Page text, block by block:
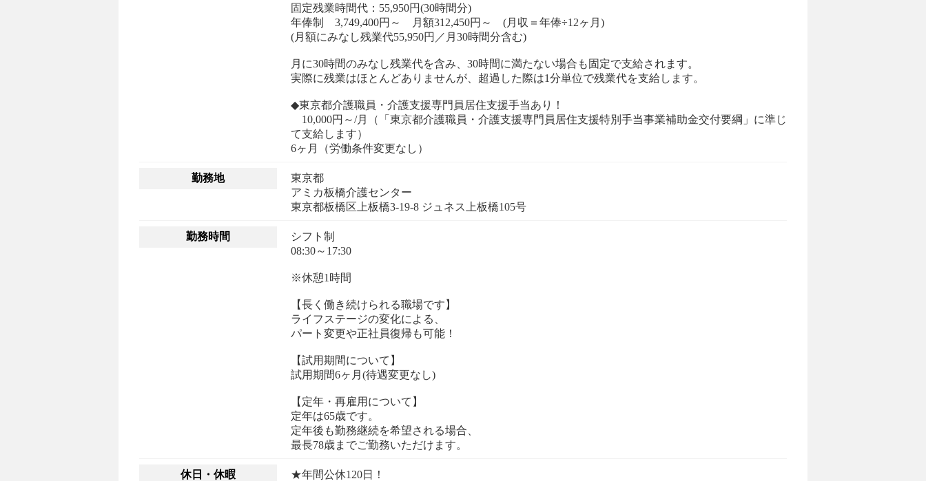
固定残業時間代：55,950円(30時間分)
年俸制 3,749,400円～ 月額312,450円～ (月収＝年俸÷12ヶ月)
(月額にみなし残業代55,950円／月30時間分含む)
月に30時間のみなし残業代を含み、30時間に満たない場合も固定で支給されます。
実際に残業はほとんどありませんが、超過した際は1分単位で残業代を支給します。
◆東京都介護職員・介護支援専門員居住支援手当あり！
10,000円～/月（「東京都介護職員・介護支援専門員居住支援特別手当事業補助金交付要綱」に準じ
て支給します）
勤務地
東京都
アミカ板橋介護センター
勤務時間
シフト制
08:30～17:30
※休憩1時間
【長く働き続けられる職場です】
ライフステージの変化による、
パート変更や正社員復帰も可能！
【試用期間について】
試用期間6ヶ月(待遇変更なし)
【定年・再雇用について】
定年は65歳です。
定年後も勤務継続を希望される場合、
最長78歳までご勤務いただけます。
休日・休暇 ★年間公休120日！